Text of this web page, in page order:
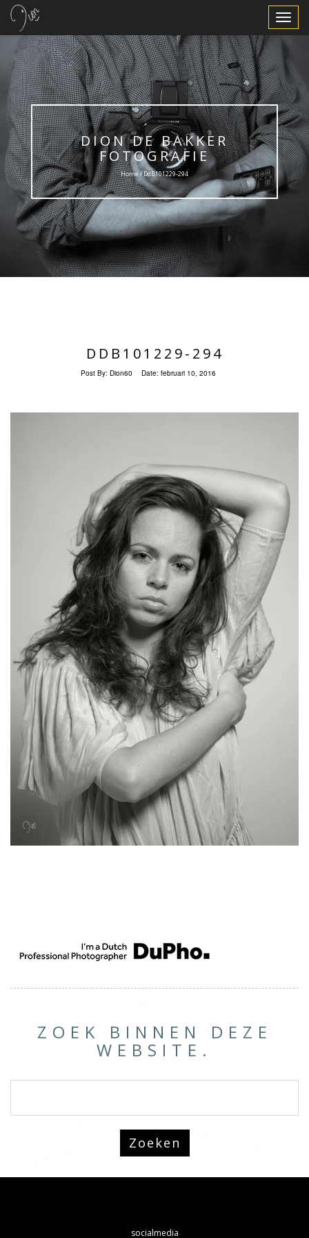
Toggle
DION DE BAKKER
FOTOGRAFIE
Home / DdB101229-294
DDB101229-294
Post By: Dion60 Date: februari 10, 2016
ZOEK BINNEN DEZE
WEBSITE.
socialmedia